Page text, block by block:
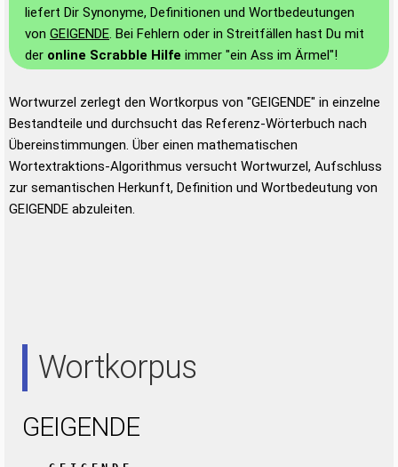
liefert Dir Synonyme, Definitionen und Wortbedeutungen
von GEIGENDE. Bei Fehlern oder in Streitfällen hast Du mit
der online Scrabble Hilfe immer "ein Ass im Ärmel"!
Wortwurzel zerlegt den Wortkorpus von "GEIGENDE" in einzelne
Bestandteile und durchsucht das Referenz-Wörterbuch nach
Übereinstimmungen. Über einen mathematischen
Wortextraktions-Algorithmus versucht Wortwurzel, Aufschluss
zur semantischen Herkunft, Definition und Wortbedeutung von
GEIGENDE abzuleiten.
Wortkorpus
GEIGENDE